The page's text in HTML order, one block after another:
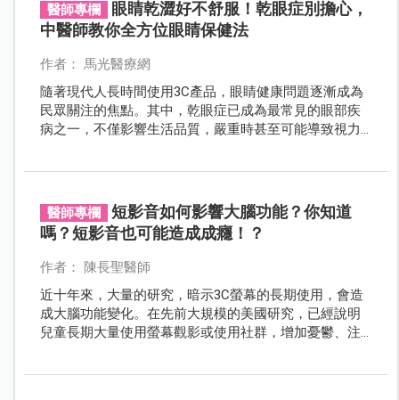
醫師專欄
眼睛乾澀好不舒服！乾眼症別擔心，
中醫師教你全方位眼睛保健法
作者： 馬光醫療網
隨著現代人長時間使用3C產品，眼睛健康問題逐漸成為
民眾關注的焦點。其中，乾眼症已成為最常見的眼部疾
病之一，不僅影響生活品質，嚴重時甚至可能導致視力
醫師專欄
短影音如何影響大腦功能？你知道
嗎？短影音也可能造成成癮！？
作者： 陳長聖醫師
近十年來，大量的研究，暗示3C螢幕的長期使用，會造
成大腦功能變化。在先前大規模的美國研究，已經說明
兒童長期大量使用螢幕觀影或使用社群，增加憂鬱、注